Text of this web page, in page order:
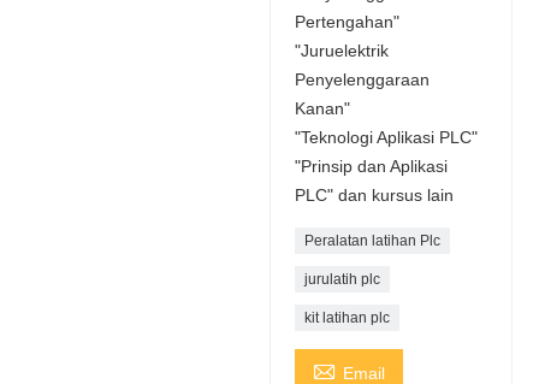
Pertengahan"
"Juruelektrik
Penyelenggaraan
Kanan"
"Teknologi Aplikasi PLC"
"Prinsip dan Aplikasi
PLC" dan kursus lain
Peralatan latihan Plc
jurulatih plc
kit latihan plc
 Email